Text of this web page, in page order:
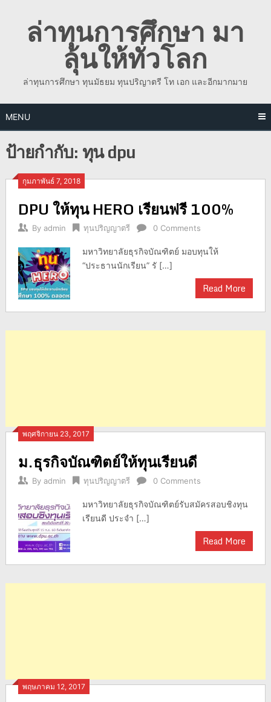
contentล่าทุนการศึกษา มา
ลุ้นให้ทั่วโลก
ล่าทุนการศึกษา ทุนมัธยม ทุนปริญาตรี โท เอก และอีกมากมาย
MENU
ป้ายกำกับ:ทุน dpu
กุมภาพันธ์ 7, 2018
DPU ให้ทุน HERO เรียนฟรี 100%
By admin ทุนปริญญาตรี 0 Comments
มหาวิทยาลัยธุรกิจบัณฑิตย์ มอบทุนให้
“ประธานนักเรียน” รั […]
Read More
พฤศจิกายน 23, 2017
ม.ธุรกิจบัณฑิตย์ให้ทุนเรียนดี
By admin ทุนปริญญาตรี 0 Comments
มหาวิทยาลัยธุรกิจบัณฑิตย์รับสมัครสอบชิงทุน
เรียนดี ประจำ […]
Read More
พฤษภาคม 12, 2017